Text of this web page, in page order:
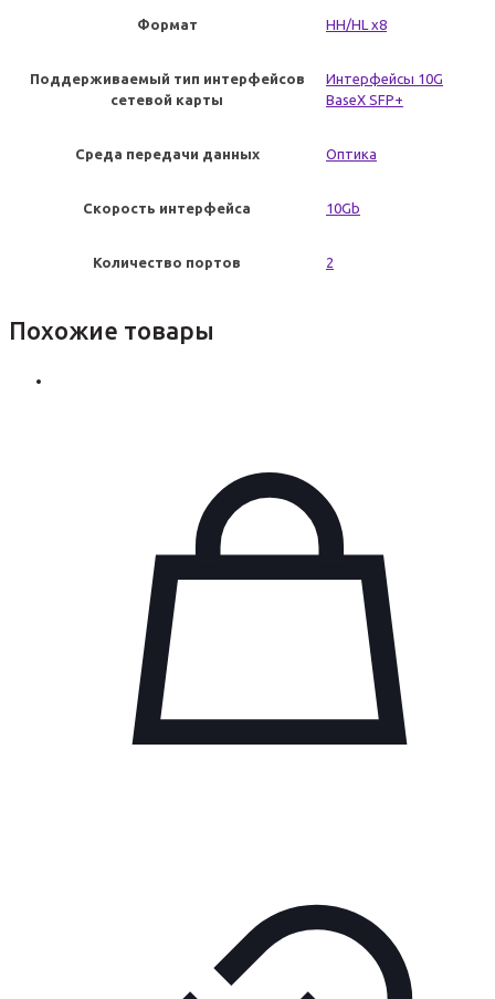
Формат HH/HL x8
Поддерживаемый тип интерфейсов
сетевой карты
Интерфейсы 10G
BaseX SFP+
Среда передачи данных Оптика
Скорость интерфейса 10Gb
Количество портов 2
Похожие товары